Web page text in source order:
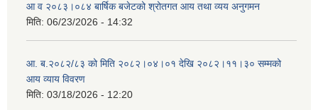
आ व २०८३।०८४ बार्षिक बजेटको श्रोतगत आय तथा व्यय अनुगमन
मिति: 06/23/2026 - 14:32
आ. ब.२०८२/८३ को मिति २०८२।०४।०१ देखि २०८२।११।३० सम्मको
आय व्याय विवरण
मिति: 03/18/2026 - 12:20